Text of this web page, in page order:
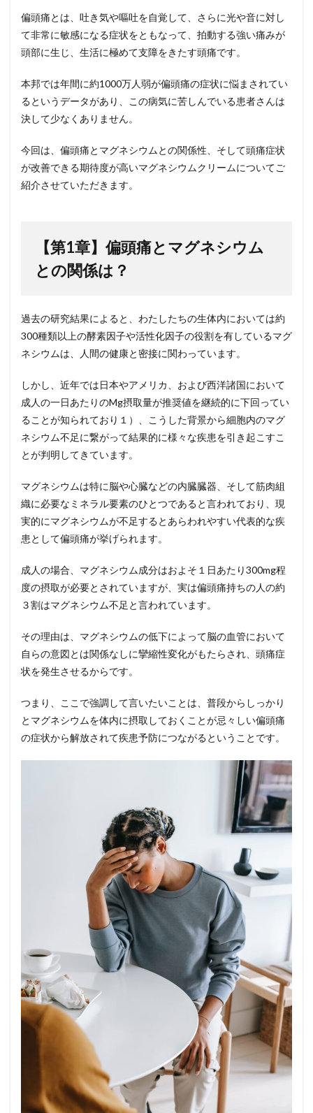
でき
る期
が高
グネ
ムク
リー
は？
4
【まと
め（お
4.1
引用
文献
につ
いて
4.2.0.1
偏頭痛とは、吐き気や嘔吐を自覚して、さらに光や音に対し
て非常に敏感になる症状をともなって、拍動する強い痛みが
頭部に生じ、生活に極めて支障をきたす頭痛です。
本邦では年間に約1000万人弱が偏頭痛の症状に悩まされてい
るというデータがあり、この病気に苦しんでいる患者さんは
決して少なくありません。
今回は、偏頭痛とマグネシウムとの関係性、そして頭痛症状
が改善できる期待度が高いマグネシウムクリームについてご
紹介させていただきます。
【第1章】偏頭痛とマグネシウム
との関係は？
過去の研究結果によると、わたしたちの生体内においては約
300種類以上の酵素因子や活性化因子の役割を有しているマグ
ネシウムは、人間の健康と密接に関わっています。
しかし、近年では日本やアメリカ、および西洋諸国において
成人の一日あたりのMg摂取量が推奨値を継続的に下回ってい
ることが知られており１）、こうした背景から細胞内のマグ
ネシウム不足に繋がって結果的に様々な疾患を引き起こすこ
とが判明してきています。
マグネシウムは特に脳や心臓などの内臓臓器、そして筋肉組
織に必要なミネラル要素のひとつであると言われており、現
実的にマグネシウムが不足するとあらわれやすい代表的な疾
患として偏頭痛が挙げられます。
成人の場合、マグネシウム成分はおよそ１日あたり300mg程
度の摂取が必要とされていますが、実は偏頭痛持ちの人の約
３割はマグネシウム不足と言われています。
その理由は、マグネシウムの低下によって脳の血管において
自らの意図とは関係なしに攣縮性変化がもたらされ、頭痛症
状を発生させるからです。
つまり、ここで強調して言いたいことは、普段からしっかり
とマグネシウムを体内に摂取しておくことが忌々しい偏頭痛
の症状から解放されて疾患予防につながるということです。